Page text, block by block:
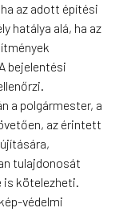
az adott építési
hatálya alá, ha az
bejelentési
a polgármester, a
az érintett
tulajdonosát
is kötelezheti.
védelmi